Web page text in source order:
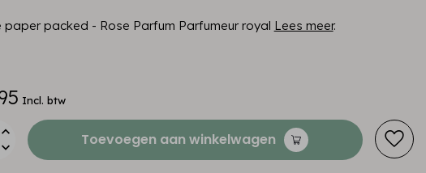
paper packed - Rose Parfum Parfumeur royal Lees meer.
Incl. btw
Toevoegen aan winkelwagen